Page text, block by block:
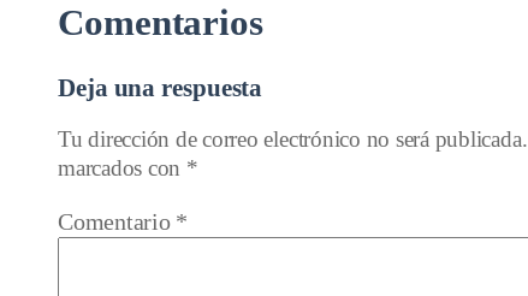
Comentarios
Deja una respuesta
Tu dirección de correo electrónico no será publicada.
marcados con *
Comentario *